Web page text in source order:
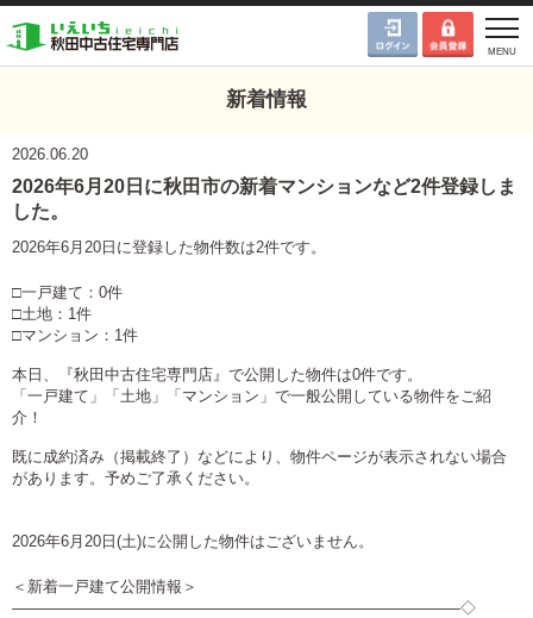
新着情報
2026.06.20
2026年6月20日に秋田市の新着マンションなど2件登録しま
した。
2026年6月20日に登録した物件数は2件です。
□一戸建て：0件
□土地：1件
□マンション：1件
本日、『秋田中古住宅専門店』で公開した物件は0件です。
「一戸建て」「土地」「マンション」で一般公開している物件をご紹
介！
既に成約済み（掲載終了）などにより、物件ページが表示されない場合
があります。予めご了承ください。
2026年6月20日(土)に公開した物件はございません。
＜新着一戸建て公開情報＞
—————————————————————————————◇